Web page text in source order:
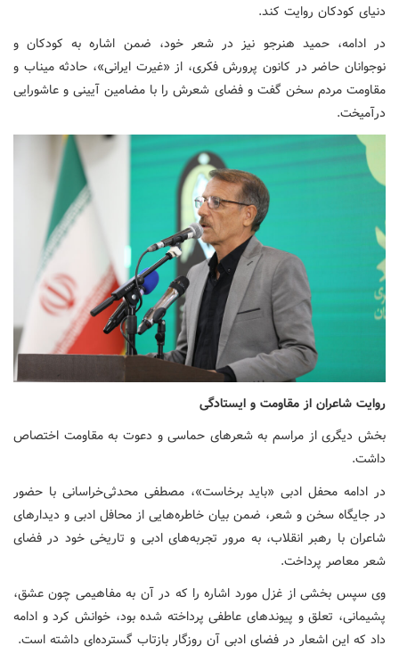
دنیای کودکان روایت کند.
در ادامه، حمید هنرجو نیز در شعر خود، ضمن اشاره به کودکان و
نوجوانان حاضر در کانون پرورش فکری، از «غیرت ایرانی»، حادثه میناب و
مقاومت مردم سخن گفت و فضای شعرش را با مضامین آیینی و عاشورایی
درآمیخت.
روایت شاعران از مقاومت و ایستادگی
بخش دیگری از مراسم به شعرهای حماسی و دعوت به مقاومت اختصاص
داشت.
در ادامه محفل ادبی «باید برخاست»، مصطفی محدثی‌خراسانی با حضور
در جایگاه سخن و شعر، ضمن بیان خاطره‌هایی از محافل ادبی و دیدارهای
شاعران با رهبر انقلاب، به مرور تجربه‌های ادبی و تاریخی خود در فضای
شعر معاصر پرداخت.
وی سپس بخشی از غزل مورد اشاره را که در آن به مفاهیمی چون عشق،
پشیمانی، تعلق و پیوندهای عاطفی پرداخته شده بود، خوانش کرد و ادامه
داد که این اشعار در فضای ادبی آن روزگار بازتاب گسترده‌ای داشته است.